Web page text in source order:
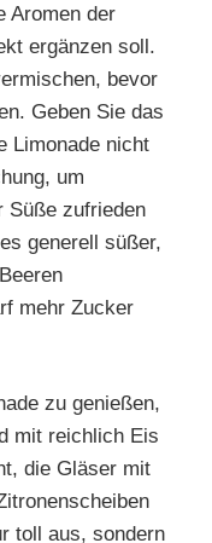
Aromen der
ergänzen soll.
bevor
Geben Sie das
Limonade nicht
um
Süße zufrieden
generell süßer,
mehr Zucker
zu genießen,
mit reichlich Eis
die Gläser mit
toll aus, sondern